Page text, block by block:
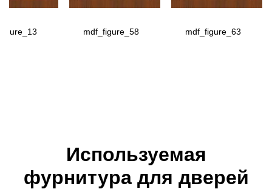
mdf_figure_58 mdf_figure_63
Используемая
фурнитура для дверей